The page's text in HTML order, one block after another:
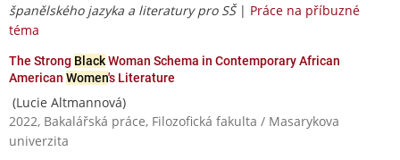
španělského jazyka a literatury pro SŠ| Práce na příbuzné
téma
The Strong BlackWoman Schema in Contemporary African
American Women's Literature
(Lucie Altmannová)
2022, Bakalářská práce, Filozofická fakulta / Masarykova
univerzita